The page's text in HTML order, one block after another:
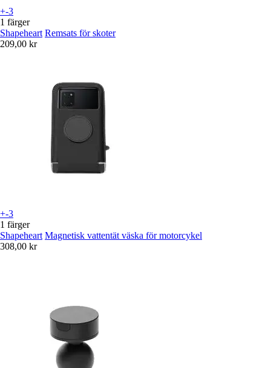
+-3
1 färger
Shapeheart Remsats för skoter
209,00 kr
+-3
1 färger
Shapeheart Magnetisk vattentät väska för motorcykel
308,00 kr